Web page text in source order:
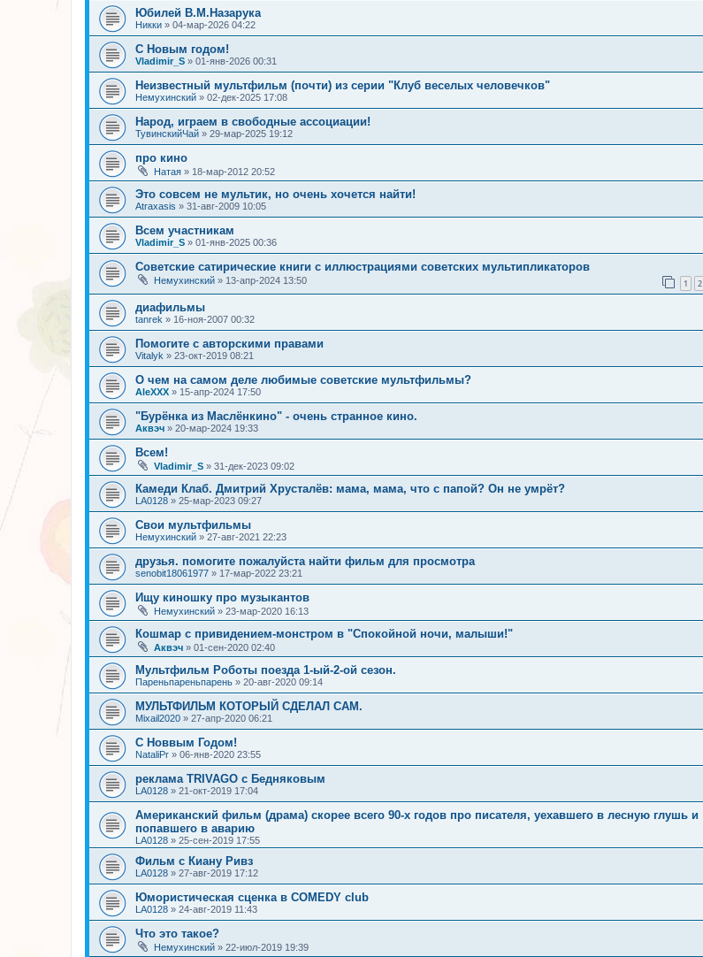
Юбилей В.М.Назарука
Никки » 04-мар-2026 04:22
С Новым годом!
Vladimir_S » 01-янв-2026 00:31
Неизвестный мультфильм (почти) из серии "Клуб веселых человечков"
Немухинский » 02-дек-2025 17:08
Народ, играем в свободные ассоциации!
ТувинскийЧай » 29-мар-2025 19:12
про кино
Натая » 18-мар-2012 20:52
Это совсем не мультик, но очень хочется найти!
Atraxasis » 31-авг-2009 10:05
Всем участникам
Vladimir_S » 01-янв-2025 00:36
Советские сатирические книги с иллюстрациями советских мультипликаторов
Немухинский » 13-апр-2024 13:50 1 2
диафильмы
tanrek » 16-ноя-2007 00:32
Помогите с авторскими правами
Vitalyk » 23-окт-2019 08:21
О чем на самом деле любимые советские мультфильмы?
AleXXX » 15-апр-2024 17:50
"Бурёнка из Маслёнкино" - очень странное кино.
Аквэч » 20-мар-2024 19:33
Всем!
Vladimir_S » 31-дек-2023 09:02
Камеди Клаб. Дмитрий Хрусталёв: мама, мама, что с папой? Он не умрёт?
LA0128 » 25-мар-2023 09:27
Свои мультфильмы
Немухинский » 27-авг-2021 22:23
друзья. помогите пожалуйста найти фильм для просмотра
senobit18061977 » 17-мар-2022 23:21
Ищу киношку про музыкантов
Немухинский » 23-мар-2020 16:13
Кошмар с привидением-монстром в "Спокойной ночи, малыши!"
Аквэч » 01-сен-2020 02:40
Мультфильм Роботы поезда 1-ый-2-ой сезон.
Пареньпареньпарень » 20-авг-2020 09:14
МУЛЬТФИЛЬМ КОТОРЫЙ СДЕЛАЛ САМ.
Mixail2020 » 27-апр-2020 06:21
С Новвым Годом!
NataliPr » 06-янв-2020 23:55
реклама TRIVAGO с Бедняковым
LA0128 » 21-окт-2019 17:04
Американский фильм (драма) скорее всего 90-х годов про писателя, уехавшего в лесную глушь и
попавшего в аварию
LA0128 » 25-сен-2019 17:55
Фильм с Киану Ривз
LA0128 » 27-авг-2019 17:12
Юмористическая сценка в COMEDY club
LA0128 » 24-авг-2019 11:43
Что это такое?
Немухинский » 22-июл-2019 19:39